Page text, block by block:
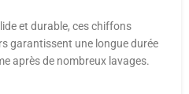
et durable, ces chiffons
garantissent une longue durée
après de nombreux lavages.